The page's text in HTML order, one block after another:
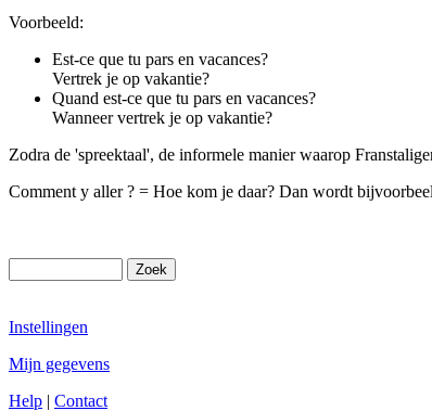
Voorbeeld:
Est-ce que tu pars en vacances?
Vertrek je op vakantie?
Quand est-ce que tu pars en vacances?
Wanneer vertrek je op vakantie?
Zodra de 'spreektaal', de informele manier waarop
Comment y aller ? = Hoe kom je daar? Dan wordt
Instellingen
Mijn gegevens
Help | Contact